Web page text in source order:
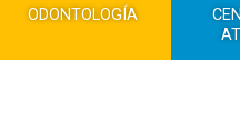
ODONTOLOGÍA